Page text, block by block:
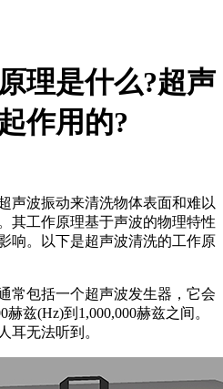
理是什么?超声
作用的?
声波振动来清洗物体表面和难以
其工作原理基于声波的物理特性
响。以下是超声波清洗的工作原
常包括一个超声波发生器，它会
兹(Hz)到1,000,000赫兹之间。
耳无法听到。